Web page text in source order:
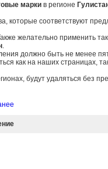
маркив регионе
которые соответствуют
желательно применить
.
должно быть не менее
как на наших страницах,
будут удаляться без